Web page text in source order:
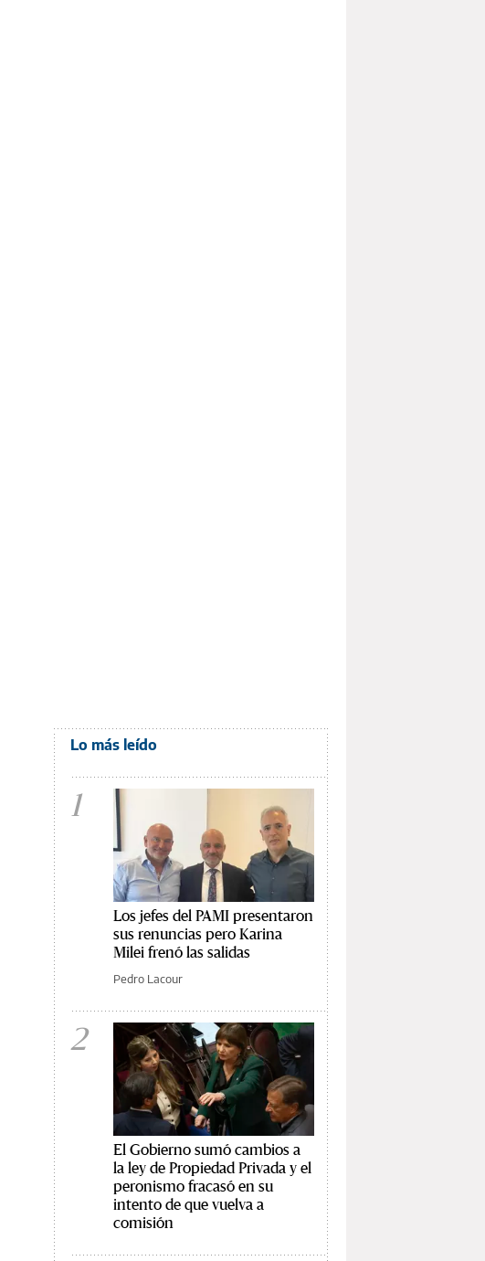
Lo más leído
1
Los jefes del PAMI presentaron
sus renuncias pero Karina
Milei frenó las salidas
Pedro Lacour
2
El Gobierno sumó cambios a
la ley de Propiedad Privada y el
peronismo fracasó en su
intento de que vuelva a
comisión